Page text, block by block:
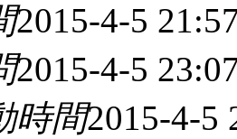
2015-4-5
2015-4-5
時間2015-4-5